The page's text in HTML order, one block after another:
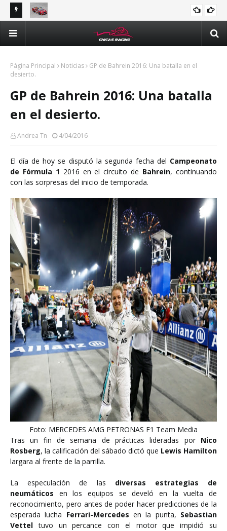
Valeria Aranda va por el podio en Querétaro para
mantenerse en la pelea por el campeonato de Trucks
Página Principal Noticias
GP de Bahrein 2016: Una batalla en el
desierto.
GP de Bahrein 2016: Una batalla
en el desierto.
Andrea Tn 4/04/2016
El día de hoy se disputó la segunda fecha del Campeonato
de Fórmula 1 2016 en el circuito de Bahrein, continuando
con las sorpresas del inicio de temporada.
Foto: MERCEDES AMG PETRONAS F1 Team Media
Tras un fin de semana de prácticas lideradas por Nico
Rosberg, la calificación del sábado dictó que Lewis Hamilton
largara al frente de la parrilla.
La especulación de las diversas estrategias de
neumáticos en los equipos se develó en la vuelta de
reconocimiento, pero antes de poder hacer predicciones de la
esperada lucha Ferrari-Mercedesen la punta, Sebastian
Vettel tuvo un percance con el motor que impidió su